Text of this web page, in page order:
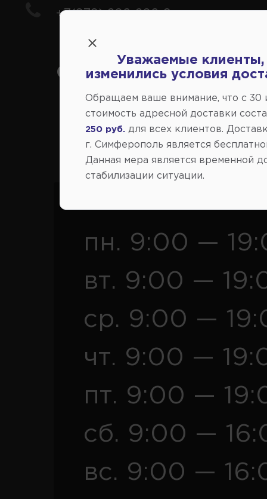
+7(978) 206-206-8
Социальные сети:
Розница Опт
пн. 9:00 —
вт. 9:00 —
ср. 9:00 —
чт. 9:00 —
пт. 9:00 —
сб. 9:00 —
вс. 9:00 —
Уважаемые клиенты,
изменились условия
Обращаем ваше внимание, что c 30
стоимость адресной доставки
250 руб.
для всех клиентов.
г. Симферополь является
Данная мера является временной
стабилизации ситуации.